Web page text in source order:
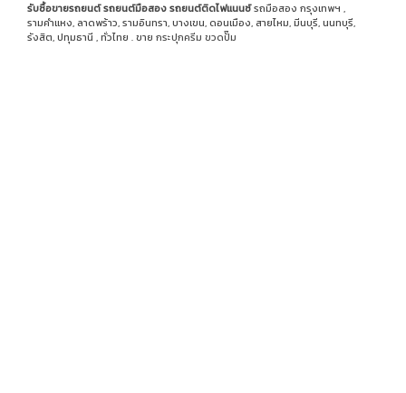
รับซื้อขายรถยนต์รถยนต์มือสองรถยนต์ติดไฟแนนซ์รถมือสอง กรุงเทพฯ ,
รามคำแหง, ลาดพร้าว, รามอินทรา, บางเขน, ดอนเมือง, สายไหม, มีนบุรี, นนทบุรี,
รังสิต, ปทุมธานี , ทั่วไทย . ขาย กระปุกครีม ขวดปั๊ม